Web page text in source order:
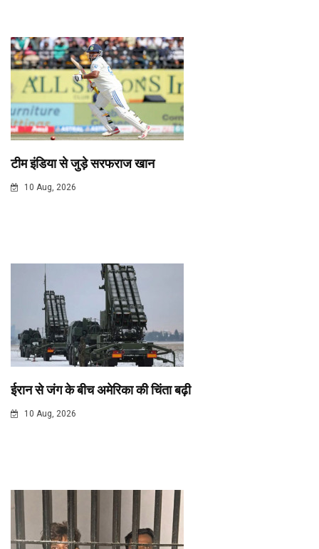
टीम इंडिया से जुड़े सरफराज खान
10 Aug, 2026
ईरान से जंग के बीच अमेरिका की चिंता बढ़ी
10 Aug, 2026